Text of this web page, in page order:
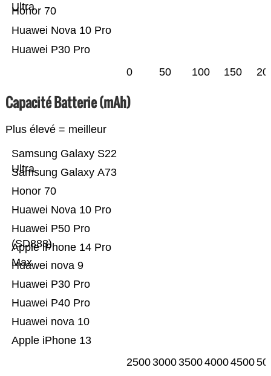
Huawei P30 Pro
Huawei Nova 10 Pro
Honor 70
Ultra
0 50 100 150
Capacité Batterie (mAh)
Plus élevé = meilleur
Apple iPhone 13
Huawei nova 10
Huawei P40 Pro
Huawei P30 Pro
Huawei nova 9
Apple iPhone 14 Pro
Max
Huawei P50 Pro
(SD888)
Huawei Nova 10 Pro
Honor 70
Samsung Galaxy A73
Samsung Galaxy S22
Ultra
25003000350040004500